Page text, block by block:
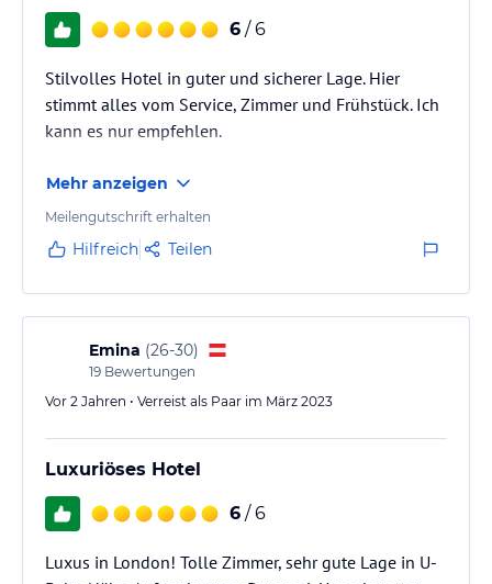
6 / 6
Stilvolles Hotel in guter und sicherer Lage. Hier
stimmt alles vom Service, Zimmer und Frühstück. Ich
kann es nur empfehlen.
Mehr anzeigen
Meilengutschrift erhalten
Hilfreich Teilen
Emina (26-30)
19 Bewertungen
Vor 2 Jahren • Verreist als Paar im März 2023
Luxuriöses Hotel
6 / 6
Luxus in London! Tolle Zimmer, sehr gute Lage in U-